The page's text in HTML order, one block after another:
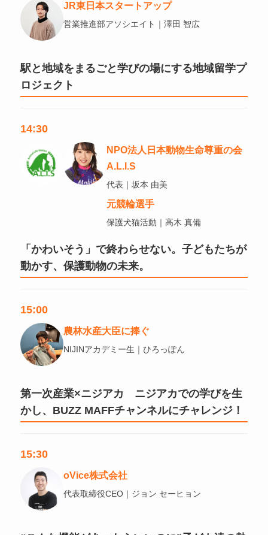
JR東日本スタートアップ
営業推進部アソシエイト｜澤田 智広
駅と地域をまるごと学びの場にする地域留学プ
ロジェクト
14:30
NPO法人日本動物生命尊重の会
A.L.I.S
代表｜坂本 由美
元競輪選手
保護犬猫活動｜高木 真備
「かわいそう」で終わらせない。子どもたちが
動かす、保護動物の未来。
15:00
農林水産大臣に捧ぐ
NIJINアカデミー生｜ひろっぽん
第一次産業×ニジアカ ニジアカでの学びを生
かし、BUZZ MAFFチャンネルにチャレンジ！
15:30
oVice株式会社
代表取締役CEO｜ジョン セーヒョン